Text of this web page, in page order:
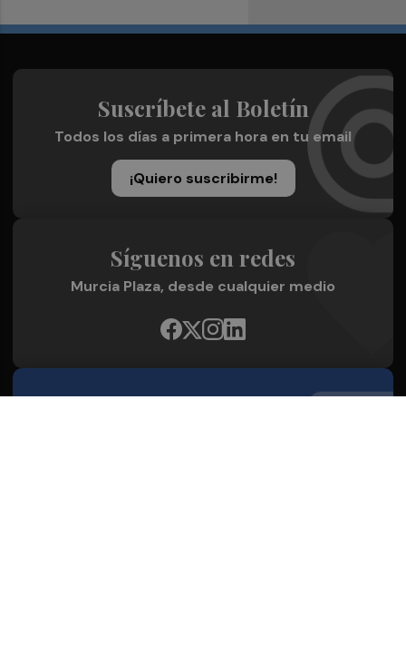
Suscríbete al Boletín
Todos los días a primera hora en tu email
¡Quiero suscribirme!
Síguenos en redes
Murcia Plaza, desde cualquier medio